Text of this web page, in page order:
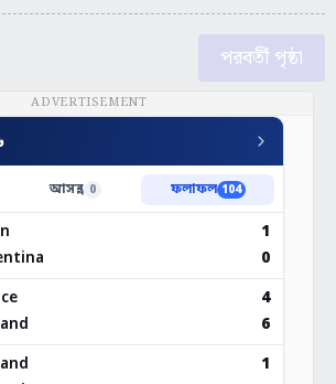
পরবর্তী পৃষ্ঠা
ADVERTISEMENT